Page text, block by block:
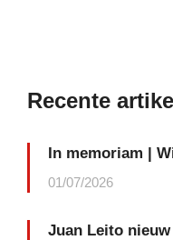
Recente
In memoriam |
01/07/2026
Juan Leito